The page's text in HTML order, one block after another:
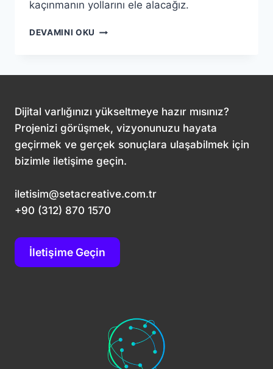
kaçınmanın yollarını ele alacağız.
DEVAMINI OKU E-
KARLILIĞI
ARTIRIN
Dijital varlığınızı yükseltmeye hazır mısınız?
Projenizi görüşmek, vizyonunuzu hayata
geçirmek ve gerçek sonuçlara ulaşabilmek için
bizimle iletişime geçin.
iletisim@setacreative.com.tr
+90 (312) 870 1570
İletişime Geçin